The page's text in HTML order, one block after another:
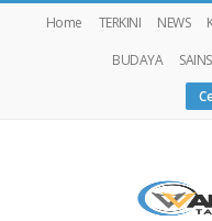
Home TERKINI NEWS
BUDAYA
SAINS